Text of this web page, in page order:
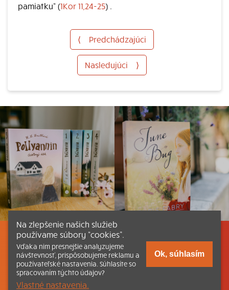
pamiatku“ (1Kor 11,24-25) .
⟨ Predchádzajúci
Nasledujúci ⟩
Listovať Obsah Dokumenty a články
Kontakt Tlačená verzia Katechizmu
© 2026 katechizmus.sk |
Na zlepšenie našich služieb
používame súbory “cookies”.
Vďaka nim presnejšie analyzujeme
návštevnosť, prispôsobujeme reklamu a
používateľské nastavenia. Súhlasíte so
spracovaním týchto údajov?
Vlastné nastavenia.
Ok, súhlasím